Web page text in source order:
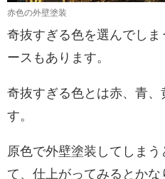
赤色の外壁塗装
奇抜すぎる色を選んでし
ースもあります。
奇抜すぎる色とは赤、青
す。
原色で外壁塗装してしま
て、仕上がってみるとかな